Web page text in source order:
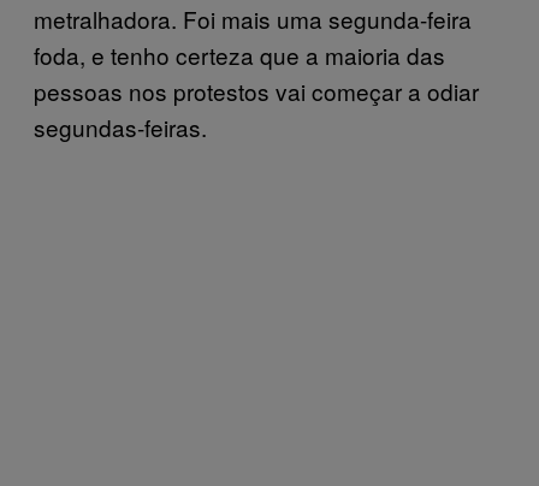
metralhadora. Foi mais uma segunda-feira
foda, e tenho certeza que a maioria das
pessoas nos protestos vai começar a odiar
segundas-feiras.